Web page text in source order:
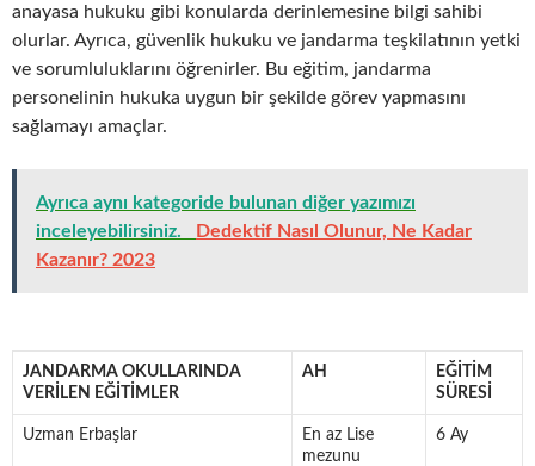
anayasa hukuku gibi konularda derinlemesine bilgi sahibi
olurlar. Ayrıca, güvenlik hukuku ve jandarma teşkilatının yetki
ve sorumluluklarını öğrenirler. Bu eğitim, jandarma
personelinin hukuka uygun bir şekilde görev yapmasını
sağlamayı amaçlar.
Ayrıca aynı kategoride bulunan diğer yazımızı
inceleyebilirsiniz.
Dedektif Nasıl Olunur, Ne Kadar
Kazanır? 2023
JANDARMA OKULLARINDA
VERILEN EĞITIMLER
AH
EĞITIM
SÜRESI
Uzman Erbaşlar
En az Lise
mezunu
6 Ay